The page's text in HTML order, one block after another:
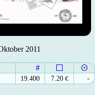
2011
#
19.400 7.20 € -